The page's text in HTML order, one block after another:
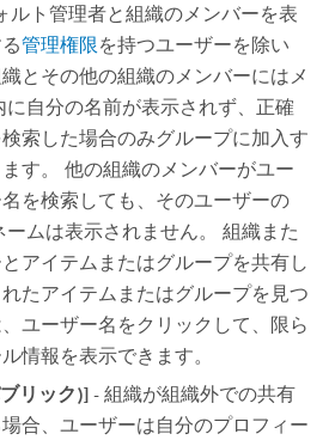
ルト管理者と組織のメンバーを表
管理権限を持つユーザーを除い
とその他の組織のメンバーにはメ
に自分の名前が表示されず、正確
索した場合のみグループに加入す
す。 他の組織のメンバーがユー
を検索しても、そのユーザーの
ームは表示されません。 組織また
アイテムまたはグループを共有し
たアイテムまたはグループを見つ
ユーザー名をクリックして、限ら
情報を表示できます。
リック)] - 組織が組織外での共有
合、ユーザーは自分のプロフィー